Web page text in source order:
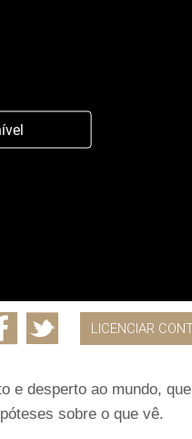
LICENCIAR
e desperto ao mundo,
sobre o que vê.